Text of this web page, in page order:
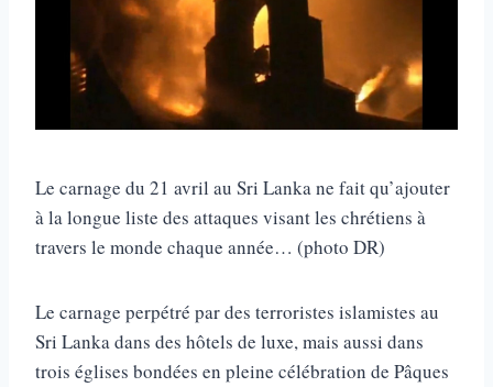
Le carnage du 21 avril au Sri Lanka ne fait qu’ajouter
à la longue liste des attaques visant les chrétiens à
travers le monde chaque année… (photo DR)
Le carnage perpétré par des terroristes islamistes au
Sri Lanka dans des hôtels de luxe, mais aussi dans
trois églises bondées en pleine célébration de Pâques